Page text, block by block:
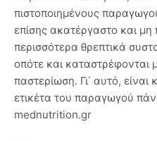
πιστοποιημένους
επίσης ακατέργαστο και μη
περισσότερα θρεπτικά
οπότε και καταστρέφονται
παστερίωση. Γι΄ αυτό,
ετικέτα του παραγωγού
mednutrition.gr